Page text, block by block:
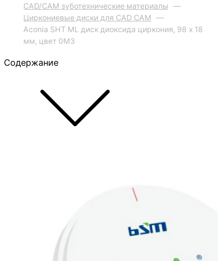
CAD/CAM зуботехнические материалы —
Циркониевые диски для CAD CAM —
Aconia SHT ML диск диоксида циркония, 98 x 18
мм, цвет 0M3
Содержание